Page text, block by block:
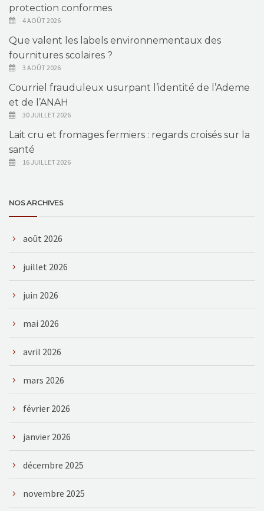
protection conformes
4 AOÛT 2026
Que valent les labels environnementaux des
fournitures scolaires ?
3 AOÛT 2026
Courriel frauduleux usurpant l’identité de l’Ademe
et de l’ANAH
30 JUILLET 2026
Lait cru et fromages fermiers : regards croisés sur la
santé
16 JUILLET 2026
NOS ARCHIVES
août 2026
juillet 2026
juin 2026
mai 2026
avril 2026
mars 2026
février 2026
janvier 2026
décembre 2025
novembre 2025